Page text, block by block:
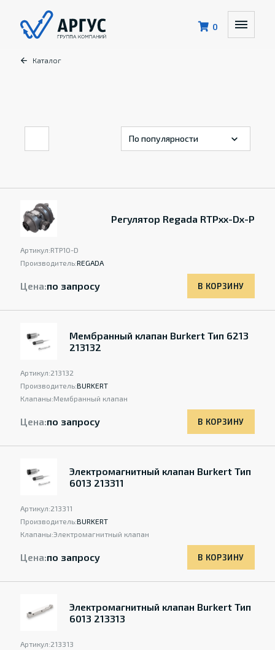
0
Каталог
Регулятор Regada RTPxx-Dx-P
Артикул:RTP10-D
Производитель:REGADA
Цена:по запросу В КОРЗИНУ
Мембранный клапан Burkert Тип 6213
213132
Артикул:213132
Производитель:BURKERT
Клапаны:Мембранный клапан
Цена:по запросу В КОРЗИНУ
Электромагнитный клапан Burkert Тип
6013 213311
Артикул:213311
Производитель:BURKERT
Клапаны:Электромагнитный клапан
Цена:по запросу В КОРЗИНУ
Электромагнитный клапан Burkert Тип
6013 213313
Артикул:213313